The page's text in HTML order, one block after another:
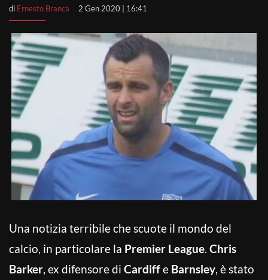
di Ernesto Branca 2 Gen 2020 | 16:41
Una notizia terribile che scuote il mondo del
calcio, in particolare la Premier League. Chris
Barker, ex difensore di Cardiffe Barnsley, è stato